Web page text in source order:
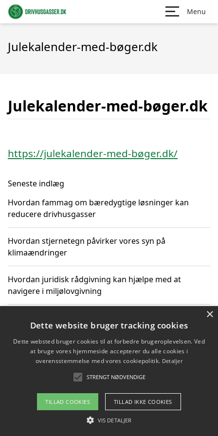
Menu
Julekalender-med-bøger.dk
Julekalender-med-bøger.dk
https://julekalender-med-bøger.dk/
Seneste indlæg
Hvordan fammag om bæredygtige løsninger kan
reducere drivhusgasser
Hvordan stjernetegn påvirker vores syn på
klimaændringer
Hvordan juridisk rådgivning kan hjælpe med at
navigere i miljølovgivning
Hvordan spil og underholdning online kan inspirere til
bæredygtige valg
Køb produkter i danske webshops for at spare på
transport og nedbringe CO2-udledning
Copyright 2026 - Pilanto Aps
Om / kontakt
×
Dette website bruger tracking cookies
Dette websted bruger cookies til at forbedre brugeroplevelsen. Ved
at bruge vores hjemmeside accepterer du alle cookies i
overensstemmelse med vores cookiepolitik. Detaljer
STRENGT NØDVENDIGE
TILLAD COOKIES TILLAD IKKE COOKIES
VIS DETALJER